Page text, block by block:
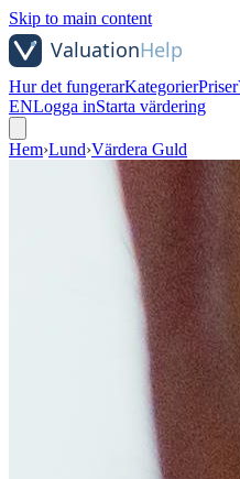
Skip to main content
Hur det fungerarKategorierPriser
ENLogga inStarta värdering
Hem›Lund›Värdera Guld